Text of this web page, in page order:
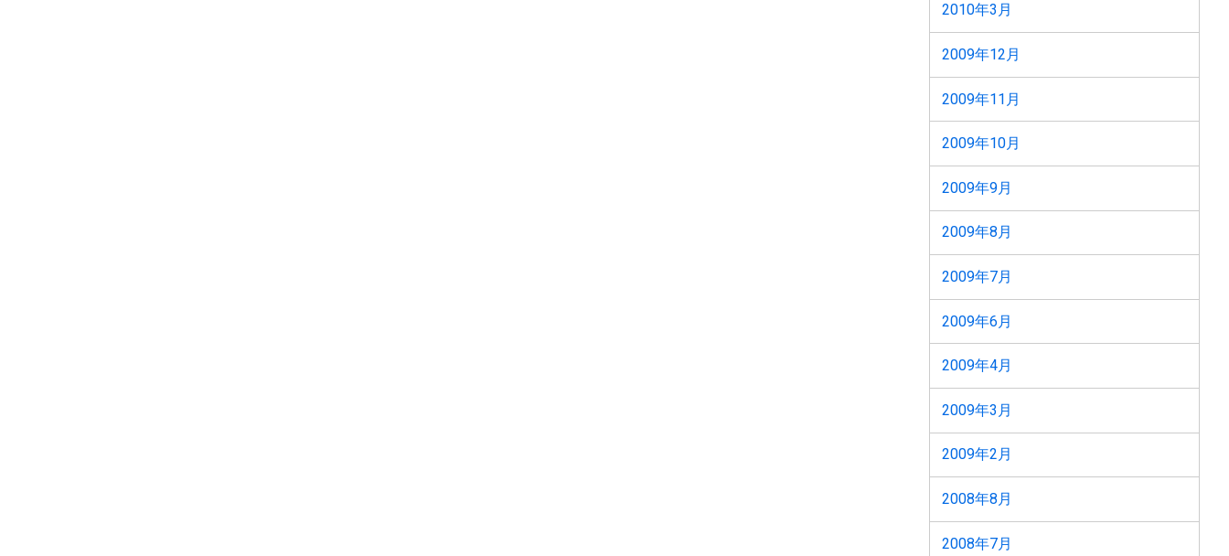
2010年3月
2009年12月
2009年11月
2009年10月
2009年9月
2009年8月
2009年7月
2009年6月
2009年4月
2009年3月
2009年2月
2008年8月
2008年7月